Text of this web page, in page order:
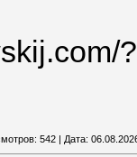
542 | Дата: